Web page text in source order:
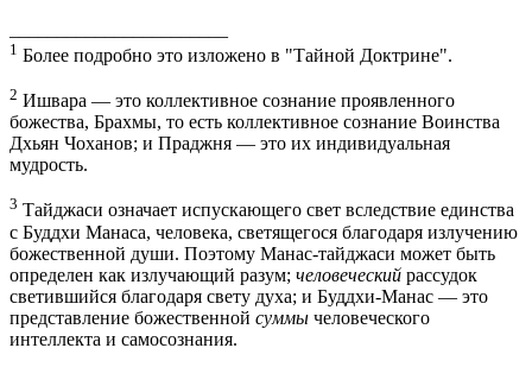
1 Более подробно это изложено в "Тайной Доктрине".
2 Ишвара — это коллективное сознание проявленного
божества, Брахмы, то есть коллективное сознание Воинства
Дхьян Чоханов; и Праджня — это их индивидуальная
мудрость.
3 Тайджаси означает испускающего свет вследствие единства
с Буддхи Манаса, человека, светящегося благодаря излучению
божественной души. Поэтому Манас-тайджаси может быть
определен как излучающий разум; человеческий рассудок
светившийся благодаря свету духа; и Буддхи-Манас — это
представление божественной суммы человеческого
интеллекта и самосознания.